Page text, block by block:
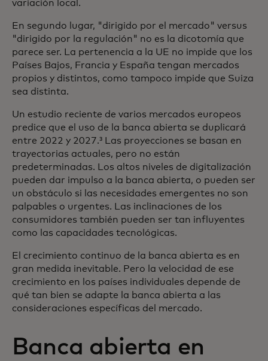
variación local.
En segundo lugar, "dirigido por el mercado" versus
"dirigido por la regulación" no es la dicotomía que
parece ser. La pertenencia a la UE no impide que los
Países Bajos, Francia y España tengan mercados
propios y distintos, como tampoco impide que Suiza
sea distinta.
Un estudio reciente de varios mercados europeos
predice que el uso de la banca abierta se duplicará
entre 2022 y 2027.³ Las proyecciones se basan en
trayectorias actuales, pero no están
predeterminadas. Los altos niveles de digitalización
pueden dar impulso a la banca abierta, o pueden ser
un obstáculo si las necesidades emergentes no son
palpables o urgentes. Las inclinaciones de los
consumidores también pueden ser tan influyentes
como las capacidades tecnológicas.
El crecimiento continuo de la banca abierta es en
gran medida inevitable. Pero la velocidad de ese
crecimiento en los países individuales depende de
qué tan bien se adapte la banca abierta a las
consideraciones específicas del mercado.
Banca abierta en